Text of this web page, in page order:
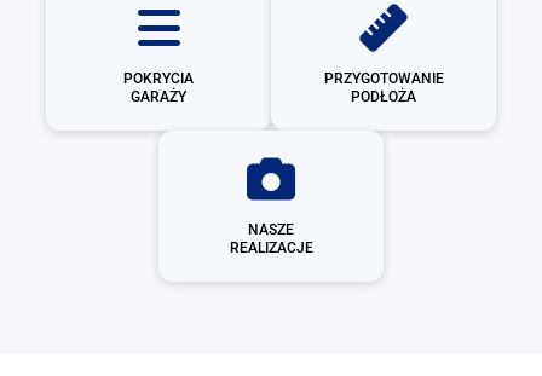
POKRYCIA
GARAŻY
PRZYGOTOWANIE
PODŁOŻA
NASZE
REALIZACJE